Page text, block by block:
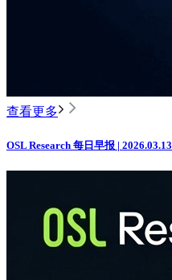
查看更多
OSL Research 每日早报 | 2026.03.13